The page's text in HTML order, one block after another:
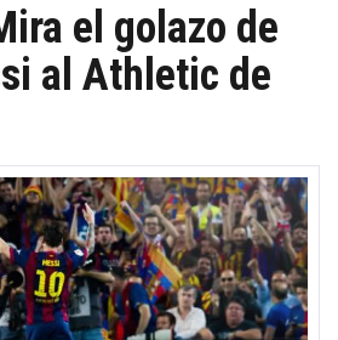
el golazo de
al Athletic de